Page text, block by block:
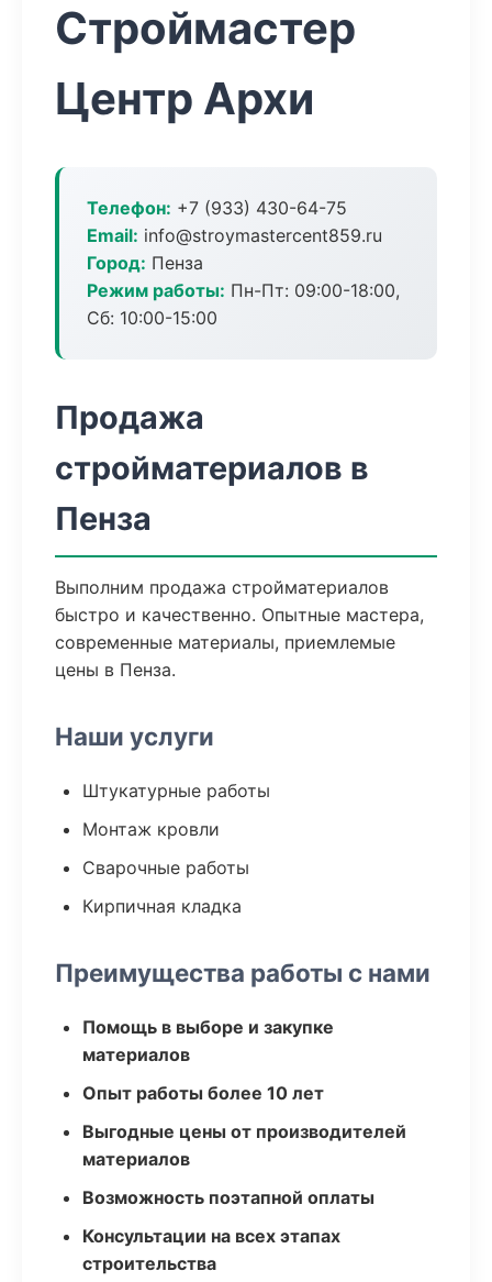
Строймастер
Центр Архи
Телефон: +7 (933) 430-64-75
Email: info@stroymastercent859.ru
Город: Пенза
Режим работы: Пн-Пт: 09:00-18:00,
Сб: 10:00-15:00
Продажа
стройматериалов в
Пенза
Выполним продажа стройматериалов
быстро и качественно. Опытные мастера,
современные материалы, приемлемые
цены в Пенза.
Наши услуги
Штукатурные работы
Монтаж кровли
Сварочные работы
Кирпичная кладка
Преимущества работы с нами
Помощь в выборе и закупке
материалов
Опыт работы более 10 лет
Выгодные цены от производителей
материалов
Возможность поэтапной оплаты
Консультации на всех этапах
строительства